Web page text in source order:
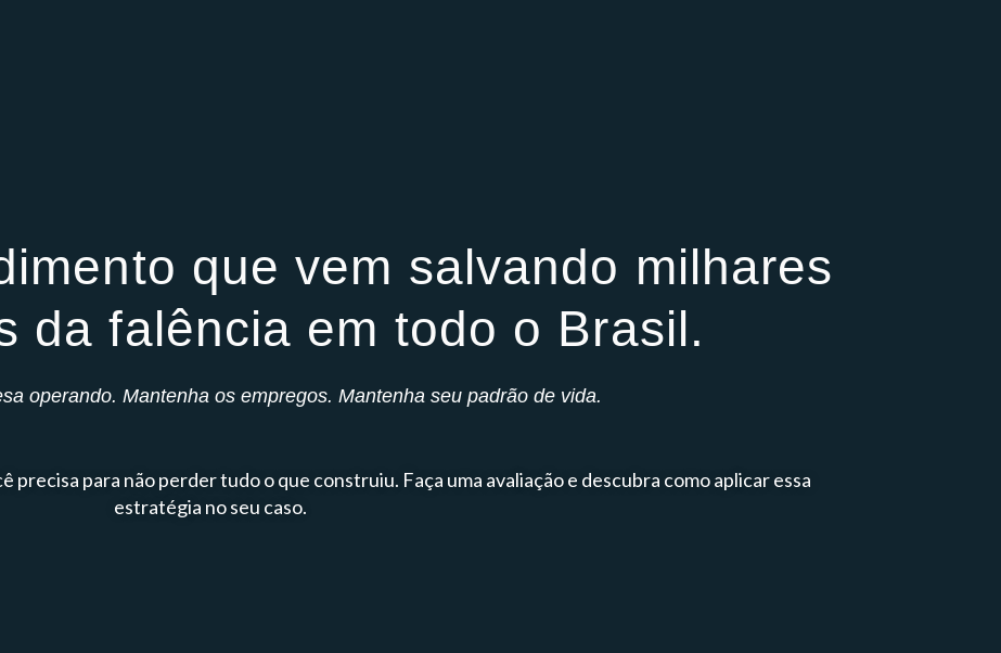
que vem salvando milhares
da falência em todo o Brasil.
operando. Mantenha os empregos. Mantenha seu padrão de vida.
precisa para não perder tudo o que construiu. Faça uma avaliação e descubra como aplicar essa
estratégia no seu caso.